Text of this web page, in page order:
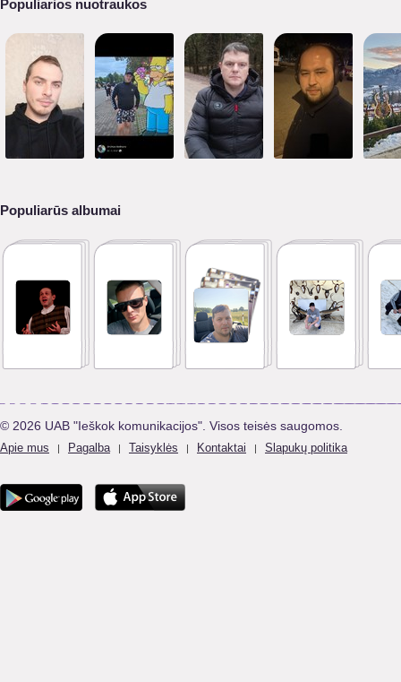
Populiarios nuotraukos
Populiarūs albumai
© 2026 UAB "Ieškok komunikacijos". Visos teisės saugomos.
Apie mus | Pagalba | Taisyklės | Kontaktai | Slapukų politika